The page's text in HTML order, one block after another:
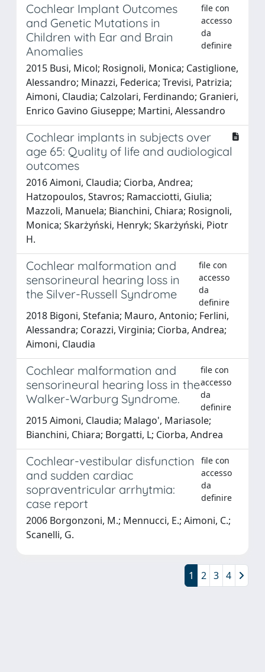
Cochlear Implant Outcomes
and Genetic Mutations in
Children with Ear and Brain
Anomalies
file con
accesso
da
definire
2015 Busi, Micol; Rosignoli, Monica; Castiglione,
Alessandro; Minazzi, Federica; Trevisi, Patrizia;
Aimoni, Claudia; Calzolari, Ferdinando; Granieri,
Enrico Gavino Giuseppe; Martini, Alessandro
Cochlear implants in subjects over
age 65: Quality of life and audiological
outcomes
2016 Aimoni, Claudia; Ciorba, Andrea;
Hatzopoulos, Stavros; Ramacciotti, Giulia;
Mazzoli, Manuela; Bianchini, Chiara; Rosignoli,
Monica; Skarżyński, Henryk; Skarżyński, Piotr
H.
Cochlear malformation and
sensorineural hearing loss in
the Silver-Russell Syndrome
file con
accesso
da
definire
2018 Bigoni, Stefania; Mauro, Antonio; Ferlini,
Alessandra; Corazzi, Virginia; Ciorba, Andrea;
Aimoni, Claudia
Cochlear malformation and
sensorineural hearing loss in the
Walker-Warburg Syndrome.
file con
accesso
da
definire
2015 Aimoni, Claudia; Malago', Mariasole;
Bianchini, Chiara; Borgatti, L; Ciorba, Andrea
Cochlear-vestibular disfunction
and sudden cardiac
sopraventricular arrhytmia:
case report
file con
accesso
da
definire
2006 Borgonzoni, M.; Mennucci, E.; Aimoni, C.;
Scanelli, G.
1 2 3 4